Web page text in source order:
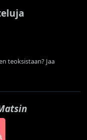
teoksistaan? Jaa